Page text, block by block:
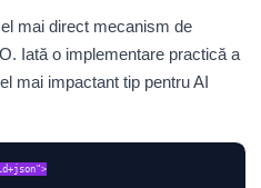
mai direct mecanism de
Iată o implementare practică a
mai impactant tip pentru AI